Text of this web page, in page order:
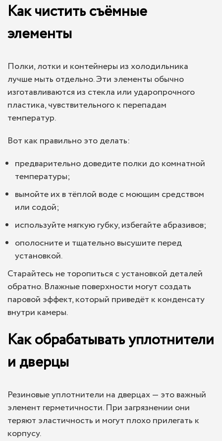
Как чистить съёмные
элементы
Полки, лотки и контейнеры из холодильника
лучше мыть отдельно. Эти элементы обычно
изготавливаются из стекла или ударопрочного
пластика, чувствительного к перепадам
температур.
Вот как правильно это делать:
предварительно доведите полки до комнатной
температуры;
вымойте их в тёплой воде с моющим средством
или содой;
используйте мягкую губку, избегайте абразивов;
ополосните и тщательно высушите перед
установкой.
Старайтесь не торопиться с установкой деталей
обратно. Влажные поверхности могут создать
паровой эффект, который приведёт к конденсату
внутри камеры.
Как обрабатывать уплотнители
и дверцы
Резиновые уплотнители на дверцах — это важный
элемент герметичности. При загрязнении они
теряют эластичность и могут плохо прилегать к
корпусу.